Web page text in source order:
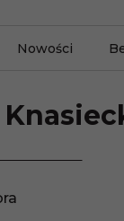
Nowości